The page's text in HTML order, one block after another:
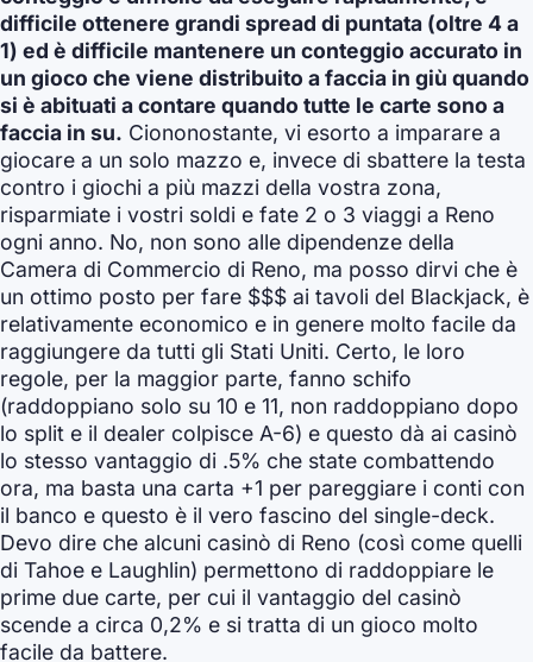
difficile ottenere grandi spread di puntata (oltre 4 a
1) ed è difficile mantenere un conteggio accurato in
un gioco che viene distribuito a faccia in giù quando
si è abituati a contare quando tutte le carte sono a
faccia in su. Ciononostante, vi esorto a imparare a
giocare a un solo mazzo e, invece di sbattere la testa
contro i giochi a più mazzi della vostra zona,
risparmiate i vostri soldi e fate 2 o 3 viaggi a Reno
ogni anno. No, non sono alle dipendenze della
Camera di Commercio di Reno, ma posso dirvi che è
un ottimo posto per fare $$$ ai tavoli del Blackjack, è
relativamente economico e in genere molto facile da
raggiungere da tutti gli Stati Uniti. Certo, le loro
regole, per la maggior parte, fanno schifo
(raddoppiano solo su 10 e 11, non raddoppiano dopo
lo split e il dealer colpisce A-6) e questo dà ai casinò
lo stesso vantaggio di .5% che state combattendo
ora, ma basta una carta +1 per pareggiare i conti con
il banco e questo è il vero fascino del single-deck.
Devo dire che alcuni casinò di Reno (così come quelli
di Tahoe e Laughlin) permettono di raddoppiare le
prime due carte, per cui il vantaggio del casinò
scende a circa 0,2% e si tratta di un gioco molto
facile da battere.